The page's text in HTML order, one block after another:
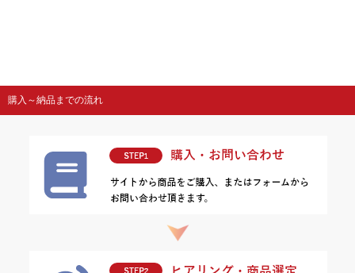
購入～納品までの流れ